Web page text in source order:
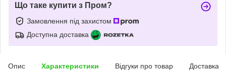
Що таке купити з Пром?
Замовлення під захистом
Доступна доставка
Опис Характеристики Відгуки про товар Доставка